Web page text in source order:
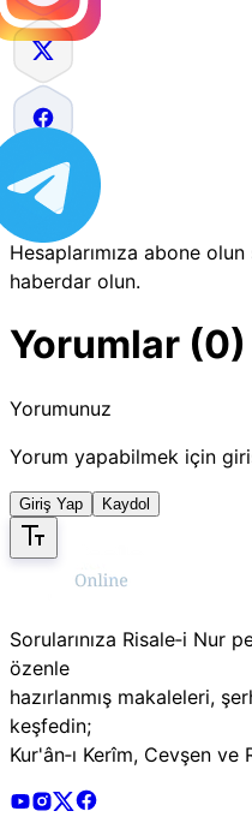
Hesaplarımıza abone
haberdar olun.
Yorumlar (0)
Yorumunuz
Yorum yapabilmek için
Giriş Yap Kaydol
Sorularınıza Risale‑i Nur
özenle
hazırlanmış makaleleri,
keşfedin;
Kur'ân‑ı Kerîm, Cevşen ve
Risale Online Youtube
Risale Online
Risale Online X